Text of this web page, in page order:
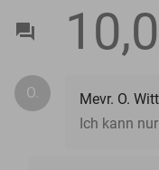
10,0
O.
Mevr. O.
Ich kann